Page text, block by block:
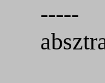
-----
a